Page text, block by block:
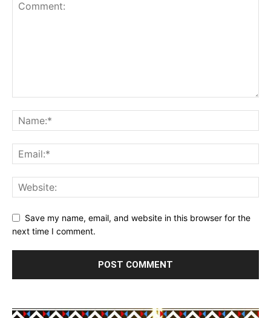
Save my name, email, and website in this browser for the
next time I comment.